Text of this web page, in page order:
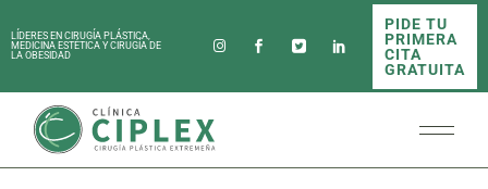
LÍDERES EN CIRUGÍA PLÁSTICA,
MEDICINA ESTÉTICA Y CIRUGÍA DE
LA OBESIDAD
PIDE TU
PRIMERA
CITA
GRATUITA